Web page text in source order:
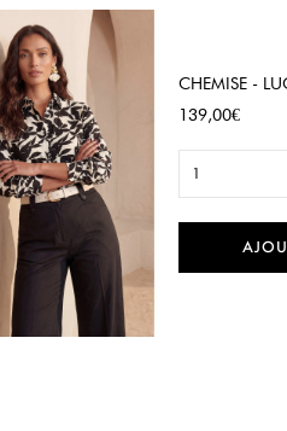
CHEMISE -
Prix
139,00€
1